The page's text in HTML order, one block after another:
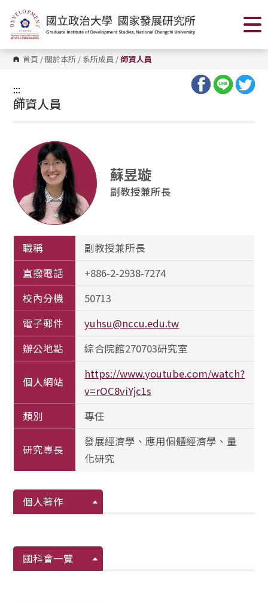
到
主
要
內
容
區 首頁 /關於本所 / 系所成員 / 師資人員
:::
:::
師資人員
蘇昱璇
副教授兼所長
職稱
副教授兼所長
直撥電話
+886-2-2938-7274
校內分機
50713
電子郵件
yuhsu@nccu.edu.tw
辦公地點
綜合院館270703研究室
個人網站
https://www.youtube.com/watch?
v=rOC8viYjc1s
類別
專任
研究專長
發展經濟學、應用個體經濟學、量
化研究
個人著作
國科會一覽